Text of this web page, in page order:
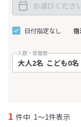
日付指定なし 宿
人数・部屋数
1 件中 1～1件表示